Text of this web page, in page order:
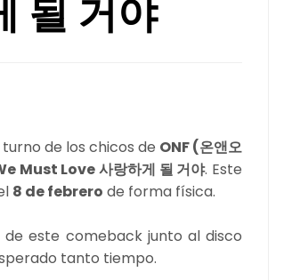
될 거야
turno de los chicos de ONF (온앤오
Must Love 사랑하게 될 거야. Este
8 de febrero de forma física.
este comeback junto al disco
tanto tiempo.